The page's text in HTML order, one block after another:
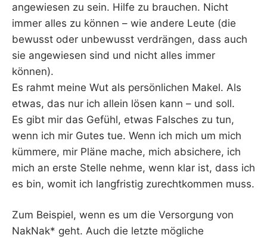
angewiesen zu sein. Hilfe zu brauchen. Nicht
immer alles zu können – wie andere Leute (die
bewusst oder unbewusst verdrängen, dass auch
sie angewiesen sind und nicht alles immer
können).
Es rahmt meine Wut als persönlichen Makel. Als
etwas, das nur ich allein lösen kann – und soll.
Es gibt mir das Gefühl, etwas Falsches zu tun,
wenn ich mir Gutes tue. Wenn ich mich um mich
kümmere, mir Pläne mache, mich absichere, ich
mich an erste Stelle nehme, wenn klar ist, dass ich
es bin, womit ich langfristig zurechtkommen muss.
Zum Beispiel, wenn es um die Versorgung von
NakNak* geht. Auch die letzte mögliche